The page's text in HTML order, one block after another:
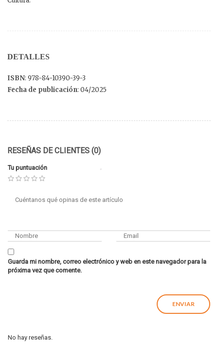
DETALLES
ISBN: 978-84-10390-39-3
Fecha de publicación: 04/2025
RESEÑAS DE CLIENTES (0)
Tu puntuación
Guarda mi nombre, correo electrónico y web en este navegador para la
próxima vez que comente.
No hay reseñas.